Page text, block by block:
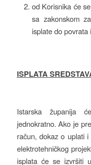
od Korisnika će
sa zakonskom
isplate do povrata
ISPLATA
Istarska županija
jednokratno. Ako je
račun, dokaz o uplati
elektrotehničkog
isplata će se izvršiti